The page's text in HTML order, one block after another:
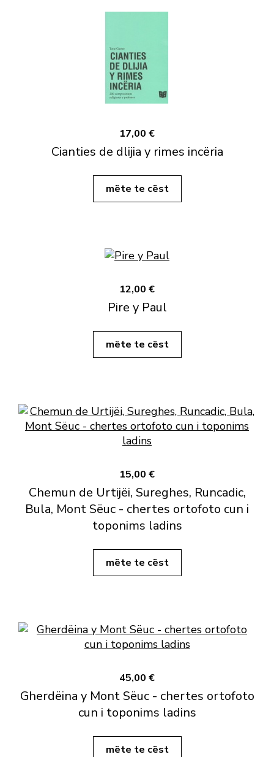
17,00 €
Cianties de dlijia y rimes incëria
mëte te cëst
12,00 €
Pire y Paul
mëte te cëst
15,00 €
Chemun de Urtijëi, Sureghes, Runcadic,
Bula, Mont Sëuc - chertes ortofoto cun i
toponims ladins
mëte te cëst
45,00 €
Gherdëina y Mont Sëuc - chertes ortofoto
cun i toponims ladins
mëte te cëst